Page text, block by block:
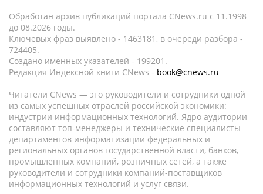
Обработан архив публикаций портала CNews.ru c 11.1998
до 08.2026 годы.
Ключевых фраз выявлено - 1463181, в очереди разбора -
724405.
Создано именных указателей - 199201.
Редакция Индексной книги CNews - book@cnews.ru
Читатели CNews — это руководители и сотрудники одной
из самых успешных отраслей российской экономики:
индустрии информационных технологий. Ядро аудитории
составляют топ-менеджеры и технические специалисты
департаментов информатизации федеральных и
региональных органов государственной власти, банков,
промышленных компаний, розничных сетей, а также
руководители и сотрудники компаний-поставщиков
информационных технологий и услуг связи.